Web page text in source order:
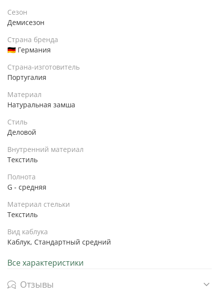
Сезон
Демисезон
Страна бренда
🇩🇪 Германия
Страна-изготовитель
Португалия
Материал
Натуральная замша
Стиль
Деловой
Внутренний материал
Текстиль
Полнота
G - средняя
Материал стельки
Текстиль
Вид каблука
Каблук, Стандартный средний
Все характеристики
Отзывы